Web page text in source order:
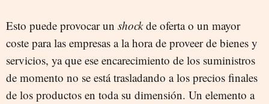
Esto puede provocar un shockde oferta o un mayor
coste para las empresas a la hora de proveer de bienes y
servicios, ya que ese encarecimiento de los suministros
de momento no se está trasladando a los precios finales
de los productos en toda su dimensión. Un elemento a